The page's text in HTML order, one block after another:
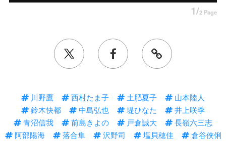
1/2 Page
川野鷹 西村たま子 土肥夏子
山本陸人
鈴木快都
中島弘也 堤ひなた
井上咲季
青沼信我
前島きよの 戸倉誠大
長嶺六三志
阿部陽海
落合隼 沢野司 塩貝穂佳
倉谷侠俐